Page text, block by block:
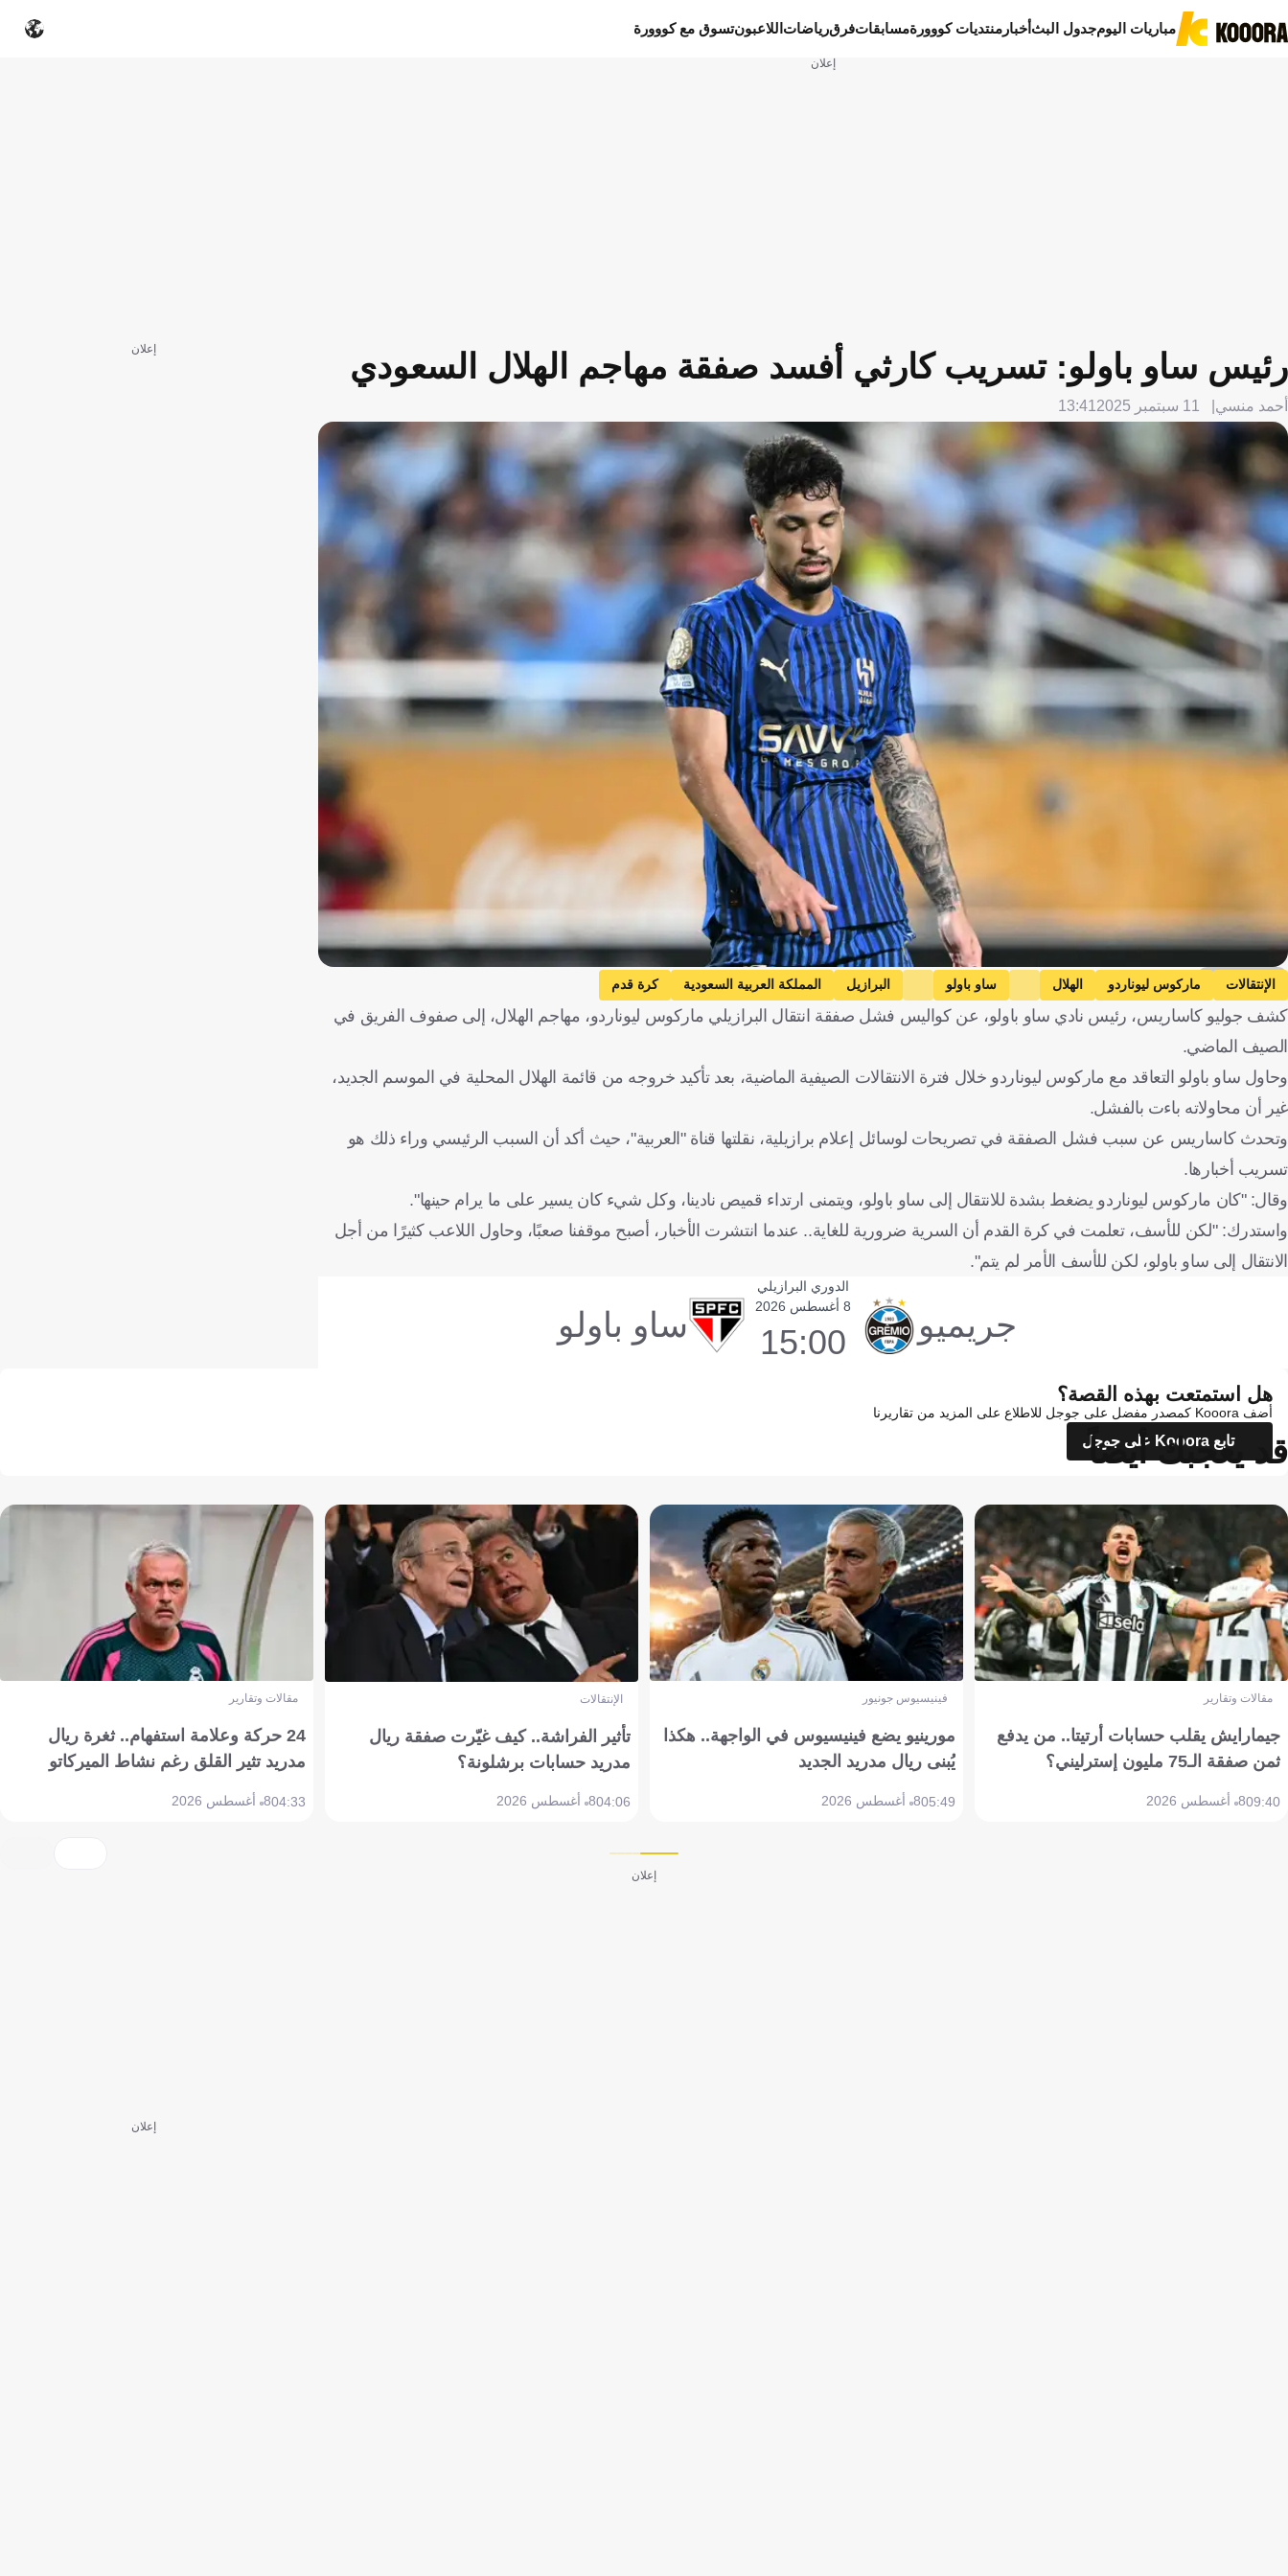
مباريات اليومجدول البثأخبار منتديات كووورةمسابقاتفرقرياضات اللاعبونتسوق مع كووورة
إعلان
رئيس ساو باولو: تسريب كارثي أفسد صفقة مهاجم الهلال السعودي
أحمد منسي 11 سبتمبر 2025 13:41
Getty Images
الإنتقالات ماركوس ليوناردو الهلال ساو باولو البرازيل المملكة العربية السعودية كرة قدم
كشف جوليو كاساريس، رئيس نادي ساو باولو، عن كواليس فشل صفقة انتقال البرازيلي ماركوس ليوناردو، مهاجم الهلال، إلى صفوف الفريق في
الصيف الماضي.
وحاول ساو باولو التعاقد مع ماركوس ليوناردو خلال فترة الانتقالات الصيفية الماضية، بعد تأكيد خروجه من قائمة الهلال المحلية في الموسم الجديد،
غير أن محاولاته باءت بالفشل.
وتحدث كاساريس عن سبب فشل الصفقة في تصريحات لوسائل إعلام برازيلية، نقلتها قناة "العربية"، حيث أكد أن السبب الرئيسي وراء ذلك هو
تسريب أخبارها.
وقال: "كان ماركوس ليوناردو يضغط بشدة للانتقال إلى ساو باولو، ويتمنى ارتداء قميص نادينا، وكل شيء كان يسير على ما يرام حينها".
واستدرك: "لكن للأسف، تعلمت في كرة القدم أن السرية ضرورية للغاية.. عندما انتشرت الأخبار، أصبح موقفنا صعبًا، وحاول اللاعب كثيرًا من أجل
الانتقال إلى ساو باولو، لكن للأسف الأمر لم يتم".
الدوري البرازيلي
جريميو 8 أغسطس 2026
15:00 ساو باولو
إعلان
هل استمتعت بهذه القصة؟
أضف Kooora كمصدر مفضل على جوجل للاطلاع على المزيد من تقاريرنا
تابع Kooora على جوجل
قد يعجبك أيضاً
مقالات وتقارير
جيمارايش يقلب حسابات أرتيتا.. من يدفع
ثمن صفقة الـ75 مليون إسترليني؟
09:408 أغسطس 2026
فينيسيوس جونيور
مورينيو يضع فينيسيوس في الواجهة.. هكذا
يُبنى ريال مدريد الجديد
05:498 أغسطس 2026
الإنتقالات
تأثير الفراشة.. كيف غيّرت صفقة ريال
مدريد حسابات برشلونة؟
04:068 أغسطس 2026
مقالات وتقارير
24 حركة وعلامة استفهام.. ثغرة ريال
مدريد تثير القلق رغم نشاط الميركاتو
04:338 أغسطس 2026
إعلان
إعلان